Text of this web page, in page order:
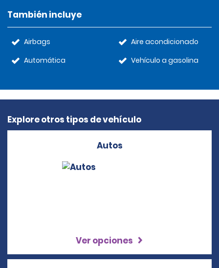
También incluye
Airbags
Automática
Aire acondicionado
Vehículo a gasolina
Explore otros tipos de vehículo
Autos
Ver opciones